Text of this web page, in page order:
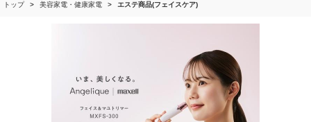
トップ 美容家電・健康家電 エステ商品(フェイスケア)